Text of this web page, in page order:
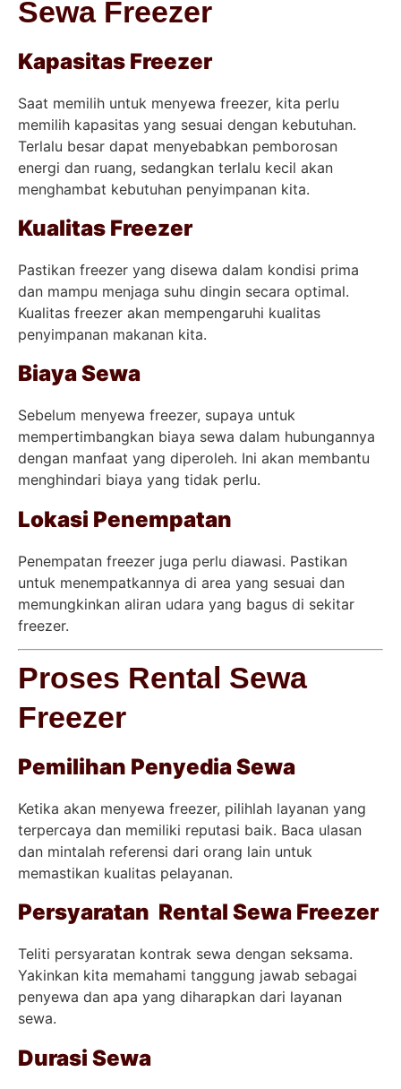
Sewa Freezer
Kapasitas Freezer
Saat memilih untuk menyewa freezer, kita perlu
memilih kapasitas yang sesuai dengan kebutuhan.
Terlalu besar dapat menyebabkan pemborosan
energi dan ruang, sedangkan terlalu kecil akan
menghambat kebutuhan penyimpanan kita.
Kualitas Freezer
Pastikan freezer yang disewa dalam kondisi prima
dan mampu menjaga suhu dingin secara optimal.
Kualitas freezer akan mempengaruhi kualitas
penyimpanan makanan kita.
Biaya Sewa
Sebelum menyewa freezer, supaya untuk
mempertimbangkan biaya sewa dalam hubungannya
dengan manfaat yang diperoleh. Ini akan membantu
menghindari biaya yang tidak perlu.
Lokasi Penempatan
Penempatan freezer juga perlu diawasi. Pastikan
untuk menempatkannya di area yang sesuai dan
memungkinkan aliran udara yang bagus di sekitar
freezer.
Proses Rental Sewa
Freezer
Pemilihan Penyedia Sewa
Ketika akan menyewa freezer, pilihlah layanan yang
terpercaya dan memiliki reputasi baik. Baca ulasan
dan mintalah referensi dari orang lain untuk
memastikan kualitas pelayanan.
Persyaratan Rental Sewa Freezer
Teliti persyaratan kontrak sewa dengan seksama.
Yakinkan kita memahami tanggung jawab sebagai
penyewa dan apa yang diharapkan dari layanan
sewa.
Durasi Sewa